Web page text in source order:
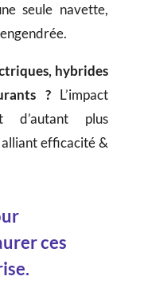
seule navette,
hybrides
?L’impact
d’autant plus
efficacité &
ces